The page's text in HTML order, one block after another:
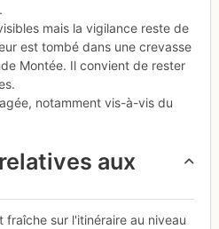
mais la vigilance reste de
est tombé dans une crevasse
Montée. Il convient de rester
notamment vis-à-vis du
aux
fraîche sur l'itinéraire au niveau